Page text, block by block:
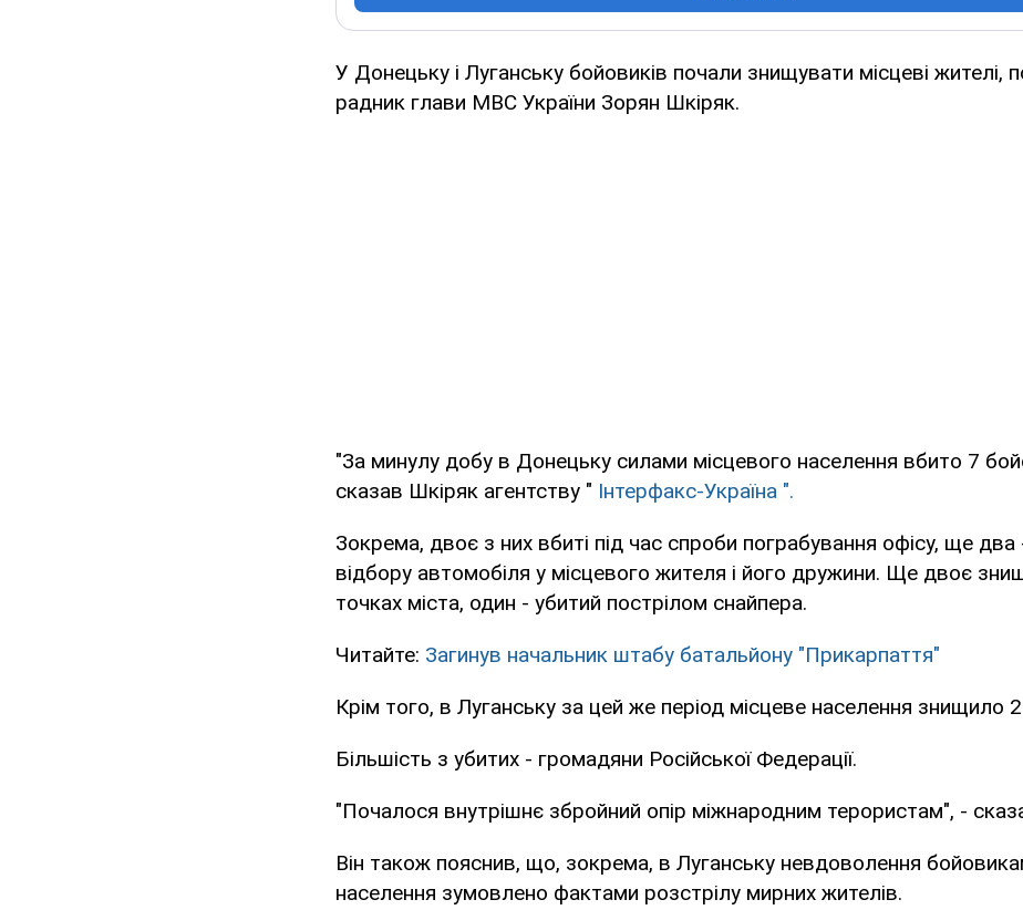
У Донецьку і Луганську бойовиків почали знищувати місцеві жителі,
радник глави МВС України Зорян Шкіряк.
"За минулу добу в Донецьку силами місцевого населення вбито 7
сказав Шкіряк агентству " Інтерфакс-Україна ".
Зокрема, двоє з них вбиті під час спроби пограбування офісу, ще
відбору автомобіля у місцевого жителя і його дружини. Ще двоє
точках міста, один - убитий пострілом снайпера.
Читайте: Загинув начальник штабу батальйону "Прикарпаття"
Крім того, в Луганську за цей же період місцеве населення знищило
Більшість з убитих - громадяни Російської Федерації.
"Почалося внутрішнє збройний опір міжнародним терористам", -
Він також пояснив, що, зокрема, в Луганську невдоволення
населення зумовлено фактами розстрілу мирних жителів.